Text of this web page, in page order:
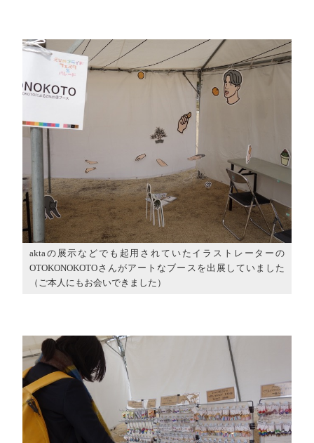
aktaの展示などでも起用されていたイラストレーターの
OTOKONOKOTOさんがアートなブースを出展していました
（ご本人にもお会いできました）